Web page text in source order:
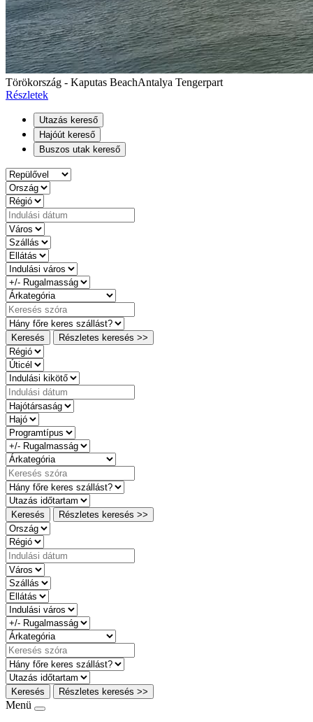
Törökország - Kaputas BeachAntalya Tengerpart
Részletek
Utazás kereső
Hajóút kereső
Buszos utak kereső
Keresés Részletes keresés >>
Keresés Részletes keresés >>
Keresés Részletes keresés >>
Menü